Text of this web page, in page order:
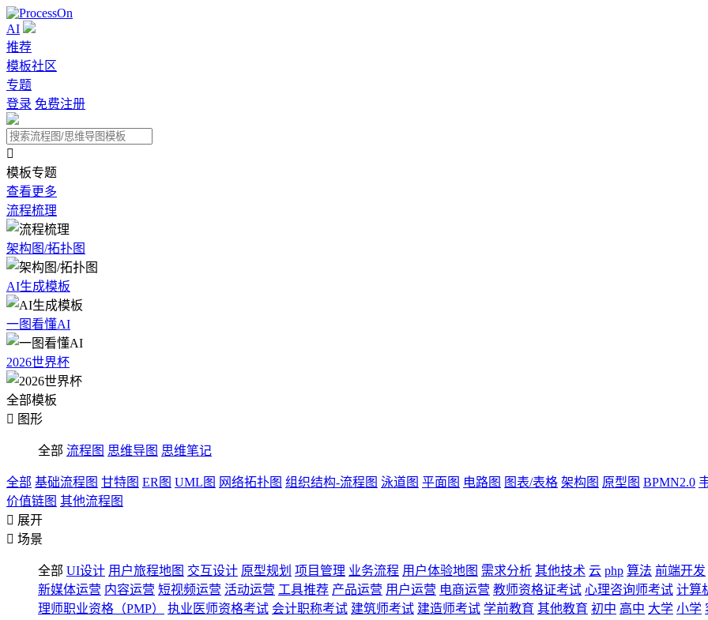
AI
推荐
模板社区
专题
登录 免费注册

模板专题
查看更多
流程梳理
架构图/拓扑图
AI生成模板
一图看懂AI
2026世界杯
全部模板
 图形
全部 流程图 思维导图 思维笔记
全部 基础流程图 甘特图 ER图 UML图 网络拓扑图 组织结构-流程图 泳道图 平面图 电路图 图表/表格 架构图 原型图 BPMN2.0
价值链图 其他流程图
 展开
 场景
全部 UI设计 用户旅程地图 交互设计 原型规划 项目管理 业务流程 用户体验地图 需求分析 其他技术 云 php 算法 前端开发
新媒体运营 内容运营 短视频运营 活动运营 工具推荐 产品运营 用户运营 电商运营 教师资格证考试 心理咨询师考试 计算
理师职业资格（PMP）
执业医师资格考试 会计职称考试 建筑师考试 建造师考试 学前教育 其他教育 初中 高中 大学 小学